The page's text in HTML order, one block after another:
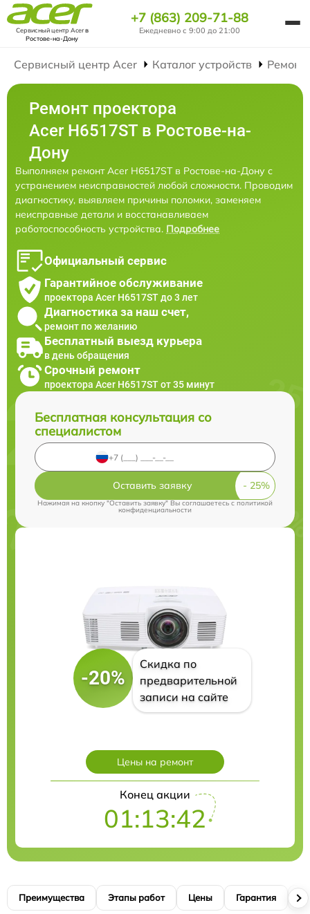
Сервисный центр Acerв
Ростове-на-Дону
+7 (863) 209-71-88
Ежедневно с 9:00 до 21:00
Сервисный центр Acer Каталог устройств Ремонт
Ремонт проектора
Acer H6517ST в Ростове-на-
Дону
Выполняем ремонт Acer H6517ST в Ростове-на-Дону с
устранением неисправностей любой сложности. Проводим
диагностику, выявляем причины поломки, заменяем
неисправные детали и восстанавливаем
работоспособность устройства. Подробнее
Официальный сервис
Гарантийное обслуживание
проектора Acer H6517ST до 3 лет
Диагностика за наш счет,
ремонт по желанию
Бесплатный выезд курьера
в день обращения
Срочный ремонт
проектора Acer H6517ST от 35 минут
Бесплатная консультация со
специалистом
Оставить заявку
Нажимая на кнопку "Оставить заявку" Вы соглашаетесь cполитикой
конфиденциальности
-20%
Скидка по
предварительной
записи на сайте
Цены на ремонт
Конец акции
01:13:41
Преимущества Этапы работ Цены Гарантия